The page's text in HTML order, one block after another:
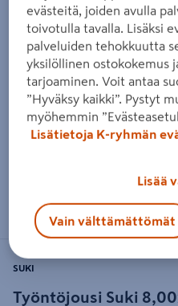
Zoomaa kuvaa
Työntöjousi Suki
SUKI
evästeitä, joiden avulla
toivotulla tavalla. Lisäksi
palveluiden tehokkuutta
yksilöllinen ostokokemus
tarjoaminen. Voit antaa
”Hyväksy kaikki”. Pystyt
myöhemmin
Lisätietoja K-ryhmän
Lisää
Vain välttämättömät